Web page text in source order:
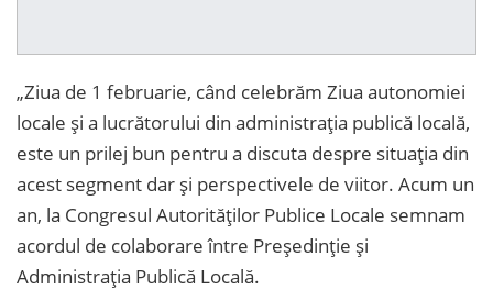
„Ziua de 1 februarie, când celebrăm Ziua autonomiei
locale şi a lucrătorului din administraţia publică locală,
este un prilej bun pentru a discuta despre situația din
acest segment dar și perspectivele de viitor. Acum un
an, la Congresul Autorităților Publice Locale semnam
acordul de colaborare între Președinție și
Administrația Publică Locală.